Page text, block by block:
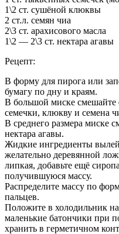
1\2 ст. сушёной клюквы
2 ст.л. семян чиа
2\3 ст. арахисового масла
1\2 — 2\3 ст. нектара агавы
Рецепт:
В форму для пирога или
бумагу по дну и краям.
В большой миске смешайте
семечки, клюкву и семена
В среднего размера миске
нектара агавы.
Жидкие ингредиенты
желательно деревянной
липкая, добавьте ещё
получившуюся массу.
Распределите массу по
пальцев.
Положите в холодильник
маленькие батончики при
хранить в герметичном